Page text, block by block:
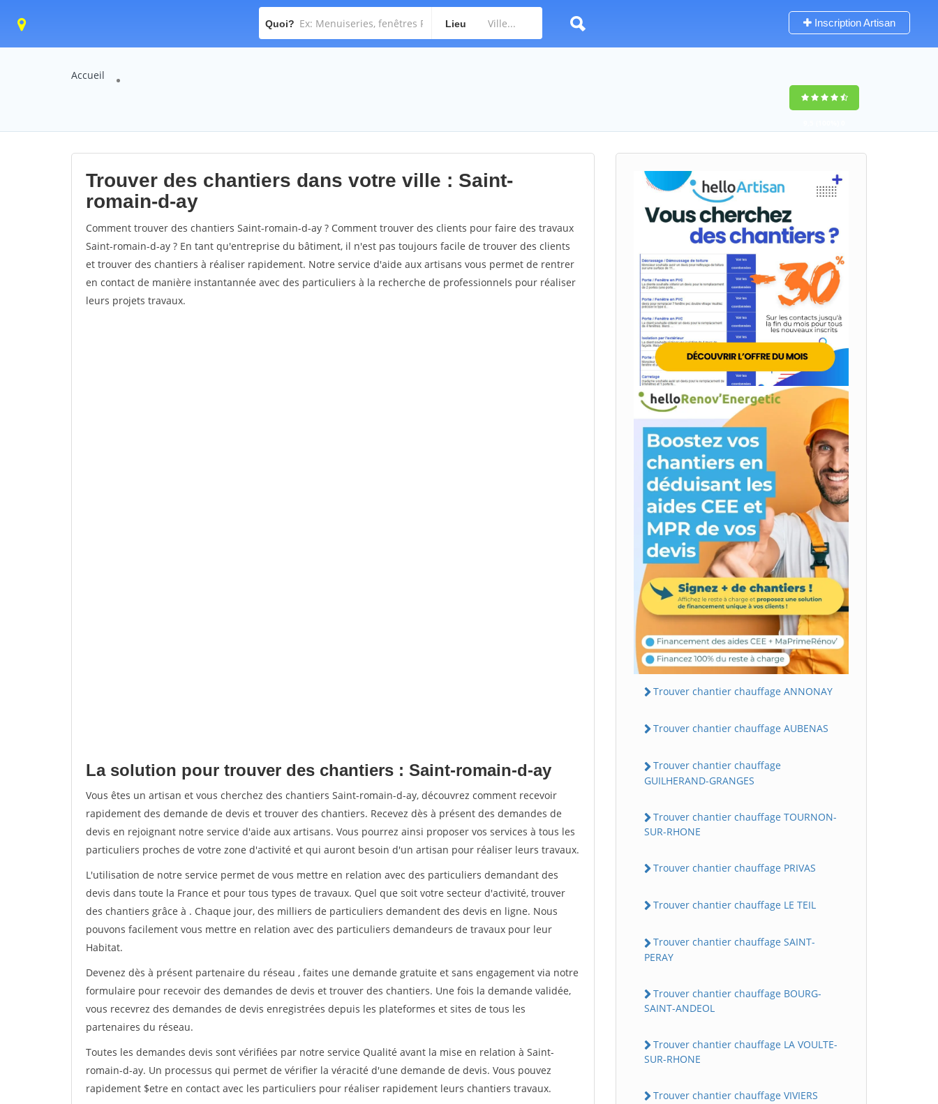
Quoi? Lieu Inscription Artisan
Accueil
Trouver des chantiers dans votre ville : Saint-
romain-d-ay
Comment trouver des chantiers Saint-romain-d-ay ? Comment trouver des clients pour faire des travaux
Saint-romain-d-ay ? En tant qu'entreprise du bâtiment, il n'est pas toujours facile de trouver des clients
et trouver des chantiers à réaliser rapidement. Notre service d'aide aux artisans vous permet de rentrer
en contact de manière instantannée avec des particuliers à la recherche de professionnels pour réaliser
leurs projets travaux.
La solution pour trouver des chantiers : Saint-romain-d-ay
Vous êtes un artisan et vous cherchez des chantiers Saint-romain-d-ay, découvrez comment recevoir
rapidement des demande de devis et trouver des chantiers. Recevez dès à présent des demandes de
devis en rejoignant notre service d'aide aux artisans. Vous pourrez ainsi proposer vos services à tous les
particuliers proches de votre zone d'activité et qui auront besoin d'un artisan pour réaliser leurs travaux.
L'utilisation de notre service permet de vous mettre en relation avec des particuliers demandant des
devis dans toute la France et pour tous types de travaux. Quel que soit votre secteur d'activité, trouver
des chantiers grâce à . Chaque jour, des milliers de particuliers demandent des devis en ligne. Nous
pouvons facilement vous mettre en relation avec des particuliers demandeurs de travaux pour leur
Habitat.
Devenez dès à présent partenaire du réseau , faites une demande gratuite et sans engagement via notre
formulaire pour recevoir des demandes de devis et trouver des chantiers. Une fois la demande validée,
vous recevrez des demandes de devis enregistrées depuis les plateformes et sites de tous les
partenaires du réseau.
Toutes les demandes devis sont vérifiées par notre service Qualité avant la mise en relation à Saint-
romain-d-ay. Un processus qui permet de vérifier la véracité d'une demande de devis. Vous pouvez
rapidement $etre en contact avec les particuliers pour réaliser rapidement leurs chantiers travaux.
Trouver chantier chauffage ANNONAY
Trouver chantier chauffage AUBENAS
Trouver chantier chauffage
GUILHERAND-GRANGES
Trouver chantier chauffage TOURNON-
SUR-RHONE
Trouver chantier chauffage PRIVAS
Trouver chantier chauffage LE TEIL
Trouver chantier chauffage SAINT-
PERAY
Trouver chantier chauffage BOURG-
SAINT-ANDEOL
Trouver chantier chauffage LA VOULTE-
SUR-RHONE
Trouver chantier chauffage VIVIERS